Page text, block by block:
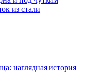
из стали